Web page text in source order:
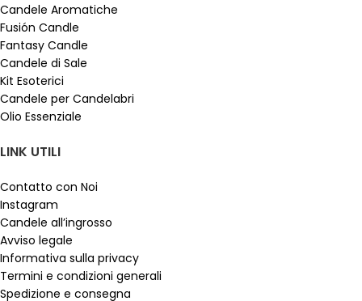
Candele Aromatiche
Fusión Candle
Fantasy Candle
Candele di Sale
Kit Esoterici
Candele per Candelabri
Olio Essenziale
LINK UTILI
Contatto con Noi
Instagram
Candele all’ingrosso
Avviso legale
Informativa sulla privacy
Termini e condizioni generali
Spedizione e consegna